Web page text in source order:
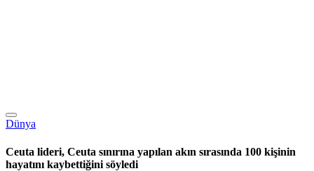
Dünya
Ceuta lideri, Ceuta sınırına yapılan akın sırasında 100 kişinin
hayatını kaybettiğini söyledi